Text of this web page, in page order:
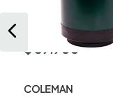
$ 59.900
COLEMAN